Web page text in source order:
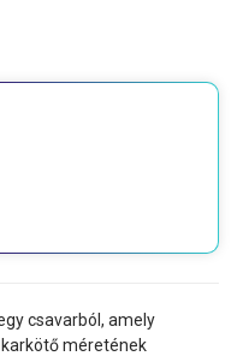
csavarból, amely
méretének